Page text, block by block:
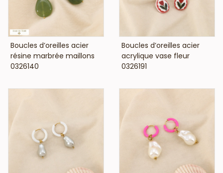
VOIR LE PRIX
Boucles d’oreilles acier
résine marbrée maillons
0326140
VOIR LE PRIX
Boucles d’oreilles acier
acrylique vase fleur
0326191